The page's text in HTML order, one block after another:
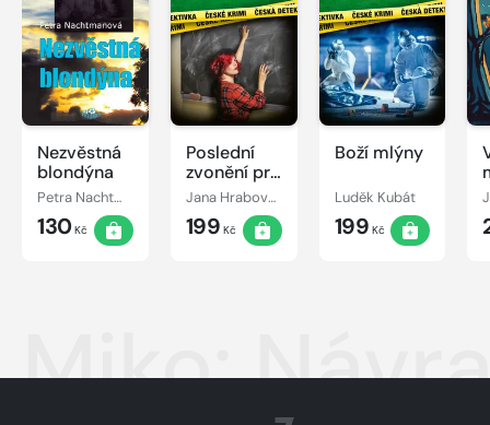
Nezvěstná
blondýna
Petra Nachtmanová
130Kč
Poslední
zvonění pro
vraha
Jana Hrabovská
199 Kč
Boží mlýny
Luděk Kubát
199 Kč
Miko: